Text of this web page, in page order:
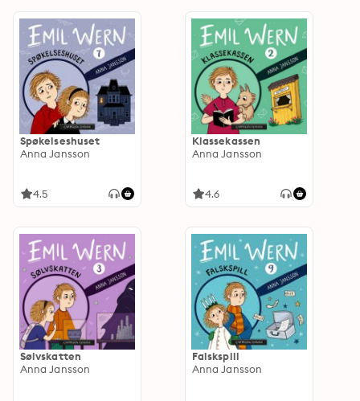
Spøkelseshuset
Anna Jansson
4.5
Klassekassen
Anna Jansson
4.6
Sølvskatten
Anna Jansson
Falskspill
Anna Jansson